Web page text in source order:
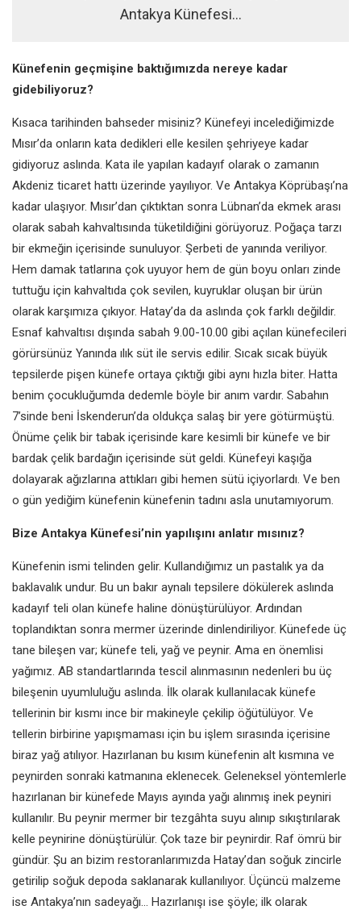
Antakya Künefesi...
Künefenin geçmişine baktığımızda nereye kadar
gidebiliyoruz?
Kısaca tarihinden bahseder misiniz? Künefeyi incelediğimizde
Mısır’da onların kata dedikleri elle kesilen şehriyeye kadar
gidiyoruz aslında. Kata ile yapılan kadayıf olarak o zamanın
Akdeniz ticaret hattı üzerinde yayılıyor. Ve Antakya Köprübaşı’na
kadar ulaşıyor. Mısır’dan çıktıktan sonra Lübnan’da ekmek arası
olarak sabah kahvaltısında tüketildiğini görüyoruz. Poğaça tarzı
bir ekmeğin içerisinde sunuluyor. Şerbeti de yanında veriliyor.
Hem damak tatlarına çok uyuyor hem de gün boyu onları zinde
tuttuğu için kahvaltıda çok sevilen, kuyruklar oluşan bir ürün
olarak karşımıza çıkıyor. Hatay’da da aslında çok farklı değildir.
Esnaf kahvaltısı dışında sabah 9.00-10.00 gibi açılan künefecileri
görürsünüz Yanında ılık süt ile servis edilir. Sıcak sıcak büyük
tepsilerde pişen künefe ortaya çıktığı gibi aynı hızla biter. Hatta
benim çocukluğumda dedemle böyle bir anım vardır. Sabahın
7’sinde beni İskenderun’da oldukça salaş bir yere götürmüştü.
Önüme çelik bir tabak içerisinde kare kesimli bir künefe ve bir
bardak çelik bardağın içerisinde süt geldi. Künefeyi kaşığa
dolayarak ağızlarına attıkları gibi hemen sütü içiyorlardı. Ve ben
o gün yediğim künefenin künefenin tadını asla unutamıyorum.
Bize Antakya Künefesi’nin yapılışını anlatır mısınız?
Künefenin ismi telinden gelir. Kullandığımız un pastalık ya da
baklavalık undur. Bu un bakır aynalı tepsilere dökülerek aslında
kadayıf teli olan künefe haline dönüştürülüyor. Ardından
toplandıktan sonra mermer üzerinde dinlendiriliyor. Künefede üç
tane bileşen var; künefe teli, yağ ve peynir. Ama en önemlisi
yağımız. AB standartlarında tescil alınmasının nedenleri bu üç
bileşenin uyumluluğu aslında. İlk olarak kullanılacak künefe
tellerinin bir kısmı ince bir makineyle çekilip öğütülüyor. Ve
tellerin birbirine yapışmaması için bu işlem sırasında içerisine
biraz yağ atılıyor. Hazırlanan bu kısım künefenin alt kısmına ve
peynirden sonraki katmanına eklenecek. Geleneksel yöntemlerle
hazırlanan bir künefede Mayıs ayında yağı alınmış inek peyniri
kullanılır. Bu peynir mermer bir tezgâhta suyu alınıp sıkıştırılarak
kelle peynirine dönüştürülür. Çok taze bir peynirdir. Raf ömrü bir
gündür. Şu an bizim restoranlarımızda Hatay’dan soğuk zincirle
getirilip soğuk depoda saklanarak kullanılıyor. Üçüncü malzeme
ise Antakya’nın sadeyağı... Hazırlanışı ise şöyle; ilk olarak